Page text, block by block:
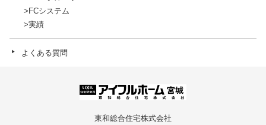
FCシステム
実績
よくある質問
東和総合住宅株式会社